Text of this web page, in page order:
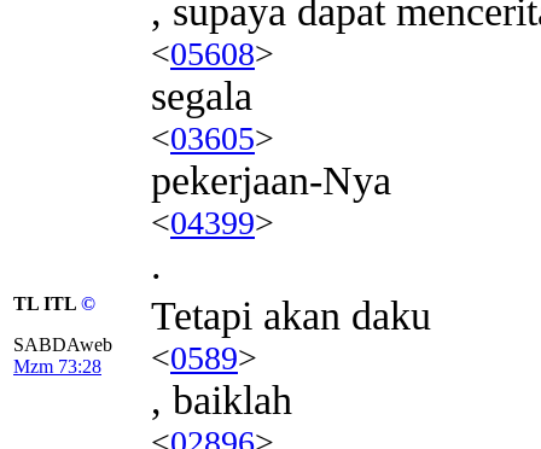
, supaya dapat
<05608>
segala
<03605>
pekerjaan-Nya
<04399>
.
TL ITL ©
SABDAweb
Mzm 73:28
Tetapi akan daku
<0589>
, baiklah